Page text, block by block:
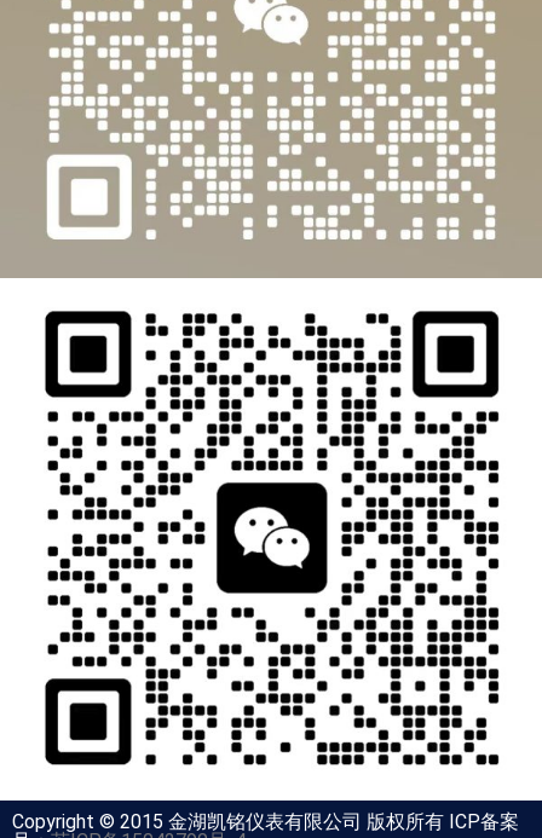
Copyright © 2015 金湖凯铭仪表有限公司 版权所有 ICP备案